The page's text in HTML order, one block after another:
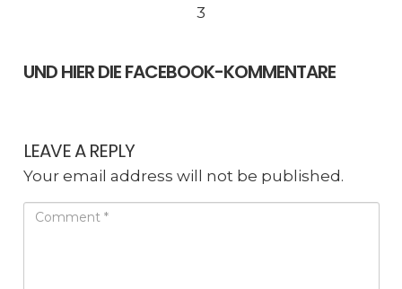
3
UND HIER DIE FACEBOOK-KOMMENTARE
LEAVE A REPLY
Your email address will not be published.